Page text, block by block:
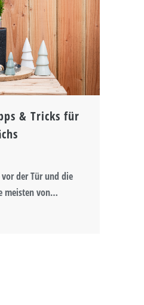
& Tricks für
der Tür und die
meisten von…